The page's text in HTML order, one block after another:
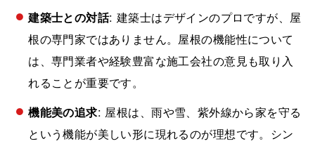
建築士との対話: 建築士はデザインのプロですが、屋
根の専門家ではありません。屋根の機能性について
は、専門業者や経験豊富な施工会社の意見も取り入
れることが重要です。
機能美の追求: 屋根は、雨や雪、紫外線から家を守る
という機能が美しい形に現れるのが理想です。シン